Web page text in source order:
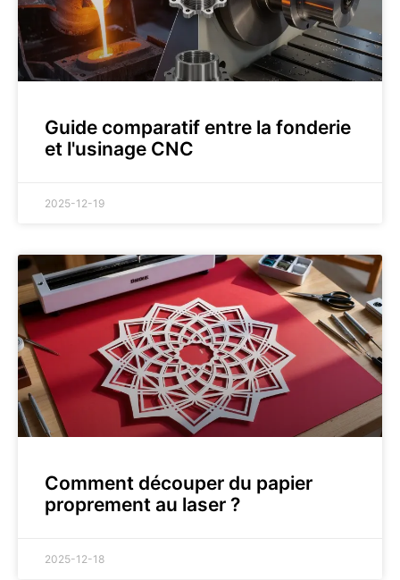
Guide comparatif entre la fonderie
et l'usinage CNC
2025-12-19
Comment découper du papier
proprement au laser ?
2025-12-18